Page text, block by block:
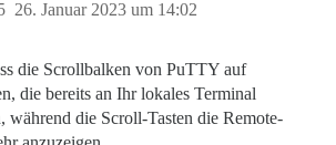
26. Januar 2023 um 14:02
die Scrollbalken von PuTTY auf
die bereits an Ihr lokales Terminal
während die Scroll-Tasten die Remote-